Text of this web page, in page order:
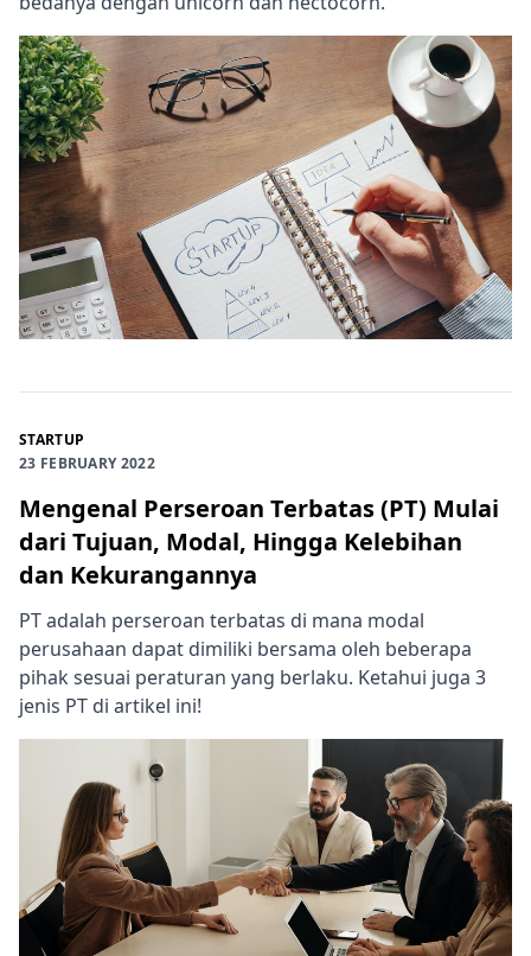
STARTUP
23 FEBRUARY 2022
Mengenal Perseroan Terbatas (PT) Mulai
dari Tujuan, Modal, Hingga Kelebihan
dan Kekurangannya
PT adalah perseroan terbatas di mana modal
perusahaan dapat dimiliki bersama oleh beberapa
pihak sesuai peraturan yang berlaku. Ketahui juga 3
jenis PT di artikel ini!